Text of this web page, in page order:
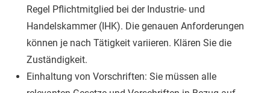
Regel Pflichtmitglied bei der Industrie- und
Handelskammer (IHK). Die genauen Anforderungen
können je nach Tätigkeit variieren. Klären Sie die
Zuständigkeit.
Einhaltung von Vorschriften: Sie müssen alle